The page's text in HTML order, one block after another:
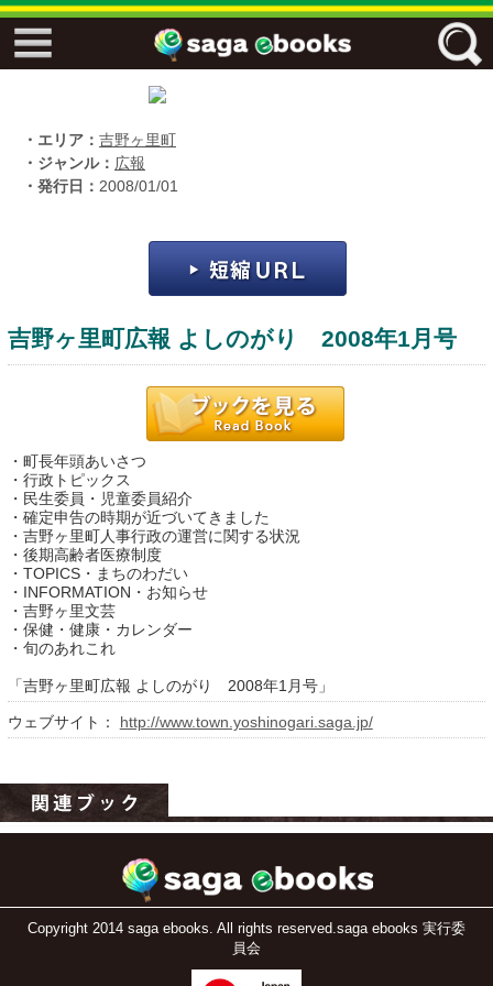
エリア
キーワード
・エリア： 吉野ヶ里町
・ジャンル： 広報
・発行日： 2008/01/01
吉野ヶ里町広報 よしのがり 2008年1月号
・町長年頭あいさつ
・行政トピックス
・民生委員・児童委員紹介
・確定申告の時期が近づいてきました
・吉野ヶ里町人事行政の運営に関する状況
・後期高齢者医療制度
・TOPICS・まちのわだい
・INFORMATION・お知らせ
・吉野ヶ里文芸
・保健・健康・カレンダー
・旬のあれこれ
「吉野ヶ里町広報 よしのがり 2008年1月号」
ウェブサイト： http://www.town.yoshinogari.saga.jp/
Copyright 2014 saga ebooks. All rights reserved.saga ebooks 実行委
員会
↓↓ ebooks専用本棚 ↓↓
運営：福博印刷
運営会社
サイトマップ